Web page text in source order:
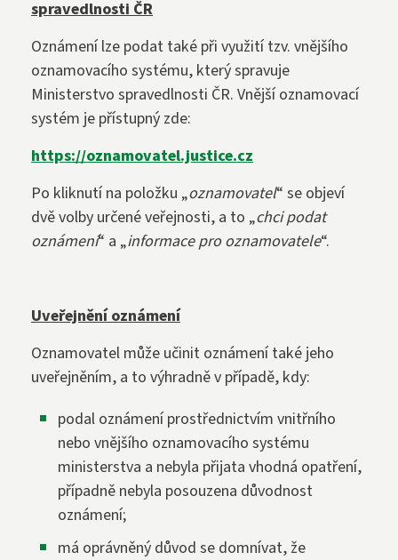
spravedlnosti ČR
Oznámení lze podat také při využití tzv. vnějšího
oznamovacího systému, který spravuje
Ministerstvo spravedlnosti ČR. Vnější oznamovací
systém je přístupný zde:
https://oznamovatel.justice.cz
Po kliknutí na položku „oznamovatel“ se objeví
dvě volby určené veřejnosti, a to „chci podat
oznámení“ a „informace pro oznamovatele“.
Uveřejnění oznámení
Oznamovatel může učinit oznámení také jeho
uveřejněním, a to výhradně v případě, kdy:
podal oznámení prostřednictvím vnitřního
nebo vnějšího oznamovacího systému
ministerstva a nebyla přijata vhodná opatření,
případně nebyla posouzena důvodnost
oznámení;
má oprávněný důvod se domnívat, že